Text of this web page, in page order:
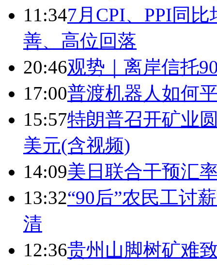
11:347月CPI、PPI同
善、高位回落
20:46观势｜离岸信托
17:00普渡机器人如何
15:57特朗普召开矿业
美元(含视频)
14:09美日联合干预汇
13:32“90后”农民工讨
清
12:36贵州山脚树矿难